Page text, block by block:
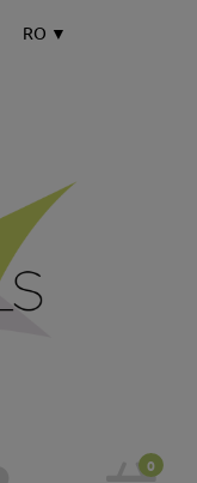
RO ▼